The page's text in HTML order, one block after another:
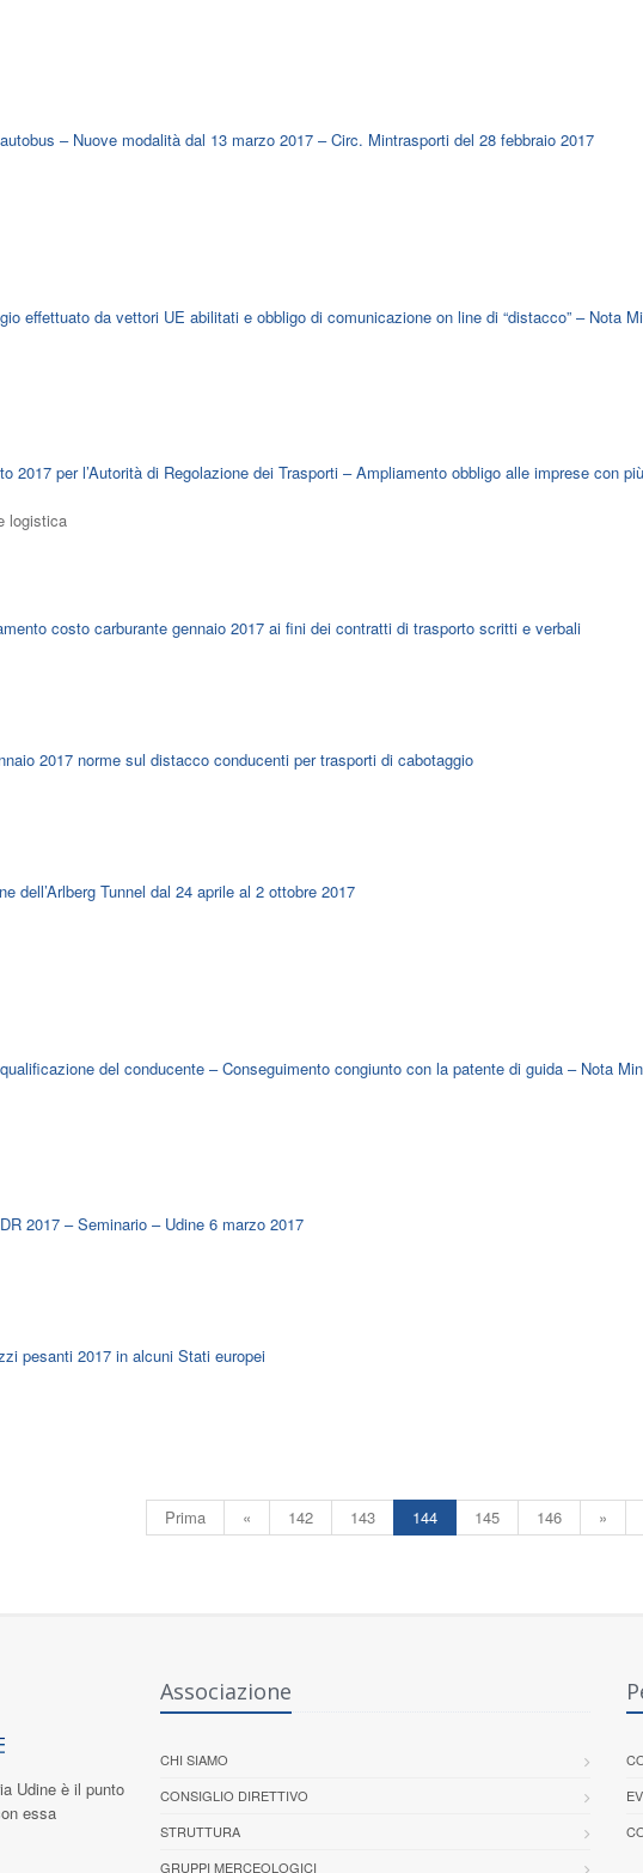
– Nuove modalità dal 13 marzo 2017 – Circ. Mintrasporti del 28 febbraio 2017
effettuato da vettori UE abilitati e obbligo di comunicazione on line di “distacco” – Nota
2017 per l’Autorità di Regolazione dei Trasporti – Ampliamento obbligo alle imprese con
logistica
costo carburante gennaio 2017 ai fini dei contratti di trasporto scritti e verbali
2017 norme sul distacco conducenti per trasporti di cabotaggio
dell’Arlberg Tunnel dal 24 aprile al 2 ottobre 2017
del conducente – Conseguimento congiunto con la patente di guida – Nota
2017 – Seminario – Udine 6 marzo 2017
pesanti 2017 in alcuni Stati europei
Prima « 142 143 144 145 146 »
Udine è il punto
essa
Associazione
CHI SIAMO
CONSIGLIO DIRETTIVO
STRUTTURA
GRUPPI MERCEOLOGICI